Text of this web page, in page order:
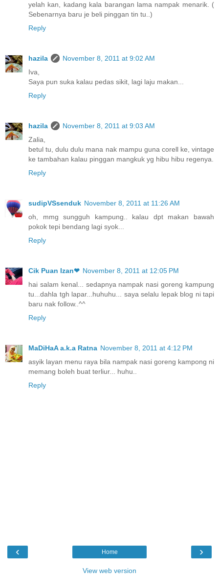
yelah kan, kadang kala barangan lama nampak menarik. (
Sebenarnya baru je beli pinggan tin tu..)
Reply
hazila
November 8, 2011 at 9:02 AM
Iva,
Saya pun suka kalau pedas sikit, lagi laju makan...
Reply
hazila
November 8, 2011 at 9:03 AM
Zalia,
betul tu, dulu dulu mana nak mampu guna corell ke, vintage
ke tambahan kalau pinggan mangkuk yg hibu hibu regenya.
Reply
sudipVSsenduk November 8, 2011 at 11:26 AM
oh, mmg sungguh kampung.. kalau dpt makan bawah
pokok tepi bendang lagi syok...
Reply
Cik Puan Izan❤ November 8, 2011 at 12:05 PM
hai salam kenal... sedapnya nampak nasi goreng kampung
tu...dahla tgh lapar...huhuhu... saya selalu lepak blog ni tapi
baru nak follow..^^
Reply
MaDiHaA a.k.a Ratna November 8, 2011 at 4:12 PM
asyik layan menu raya bila nampak nasi goreng kampong ni
memang boleh buat terliur... huhu..
Reply
‹ ›
Home
View web version